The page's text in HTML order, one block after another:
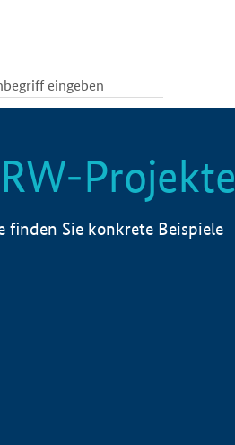
Projekte
finden Sie konkrete Beispiele